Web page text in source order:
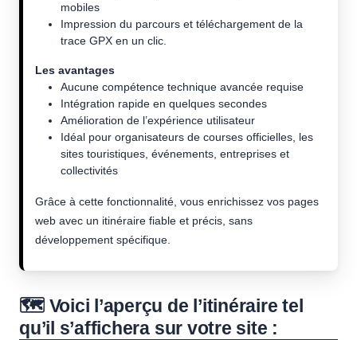
mobiles
Impression du parcours et téléchargement de la
trace GPX en un clic.
Les avantages
Aucune compétence technique avancée requise
Intégration rapide en quelques secondes
Amélioration de l’expérience utilisateur
Idéal pour organisateurs de courses officielles, les
sites touristiques, événements, entreprises et
collectivités
Grâce à cette fonctionnalité, vous enrichissez vos pages
web avec un itinéraire fiable et précis, sans
développement spécifique.
🗺️ Voici l’aperçu de l’itinéraire tel
qu’il s’affichera sur votre site :